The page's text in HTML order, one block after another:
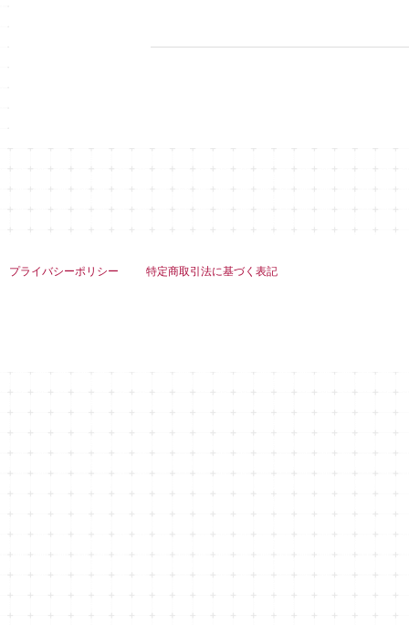
プライバシーポリシー 特定商取引法に基づく表記